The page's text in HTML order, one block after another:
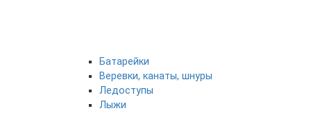
Батарейки
Веревки, канаты, шнуры
Ледоступы
Лыжи